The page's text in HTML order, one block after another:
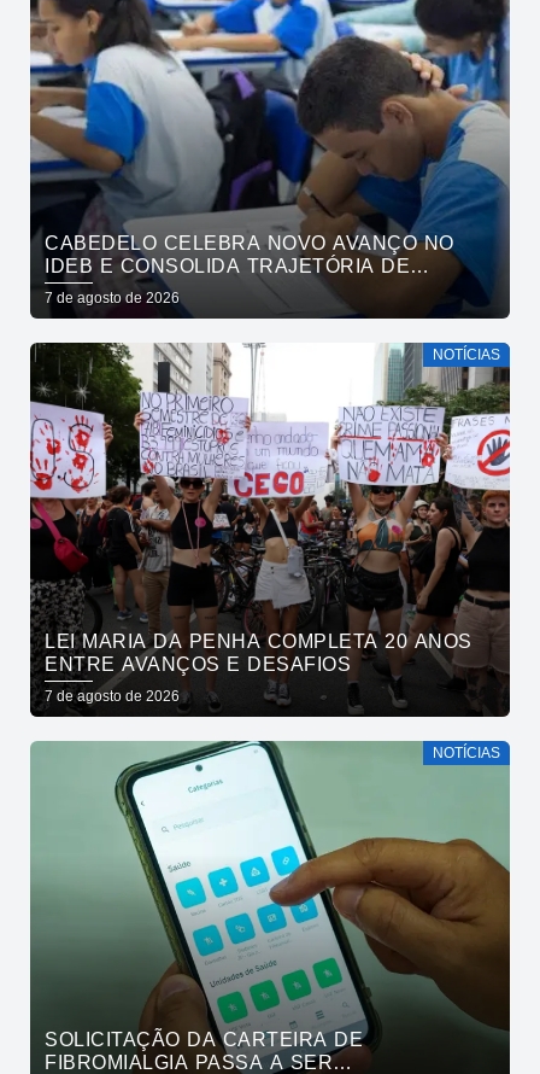
CABEDELO CELEBRA NOVO AVANÇO NO
IDEB E CONSOLIDA TRAJETÓRIA DE
CRESCIMENTO NA EDUCAÇÃO PÚBLICA
7 de agosto de 2026
NOTÍCIAS
LEI MARIA DA PENHA COMPLETA 20 ANOS
ENTRE AVANÇOS E DESAFIOS
7 de agosto de 2026
NOTÍCIAS
SOLICITAÇÃO DA CARTEIRA DE
FIBROMIALGIA PASSA A SER